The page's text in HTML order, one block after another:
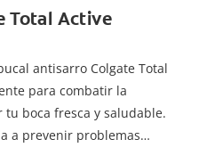
Total Active
antisarro Colgate Total
para combatir la
boca fresca y saludable.
a prevenir problemas